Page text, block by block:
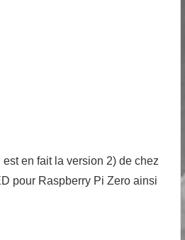
en fait la version 2) de chez
pour Raspberry Pi Zero ainsi